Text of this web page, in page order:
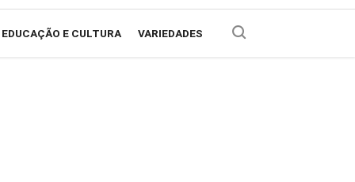
EDUCAÇÃO E CULTURA VARIEDADES